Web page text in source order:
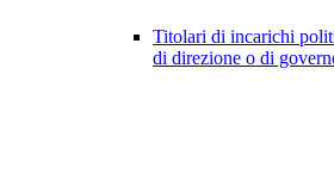
Titolari di incarichi
di direzione o di